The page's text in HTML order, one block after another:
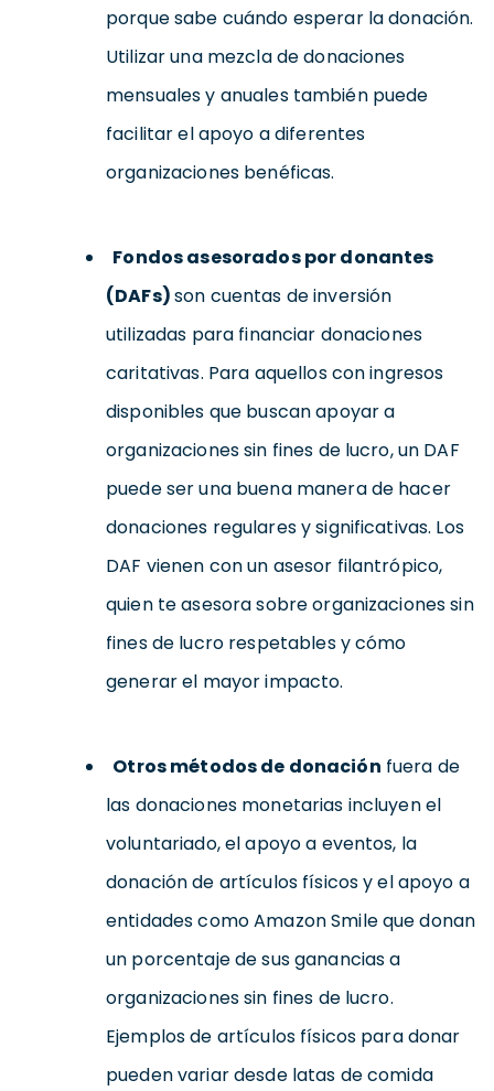
porque sabe cuándo esperar la donación.
Utilizar una mezcla de donaciones
mensuales y anuales también puede
facilitar el apoyo a diferentes
organizaciones benéficas.
Fondos asesorados por donantes
(DAFs)son cuentas de inversión
utilizadas para financiar donaciones
caritativas. Para aquellos con ingresos
disponibles que buscan apoyar a
organizaciones sin fines de lucro, un DAF
puede ser una buena manera de hacer
donaciones regulares y significativas. Los
DAF vienen con un asesor filantrópico,
quien te asesora sobre organizaciones sin
fines de lucro respetables y cómo
generar el mayor impacto.
Otros métodos de donación fuera de
las donaciones monetarias incluyen el
voluntariado, el apoyo a eventos, la
donación de artículos físicos y el apoyo a
entidades como Amazon Smile que donan
un porcentaje de sus ganancias a
organizaciones sin fines de lucro.
Ejemplos de artículos físicos para donar
pueden variar desde latas de comida